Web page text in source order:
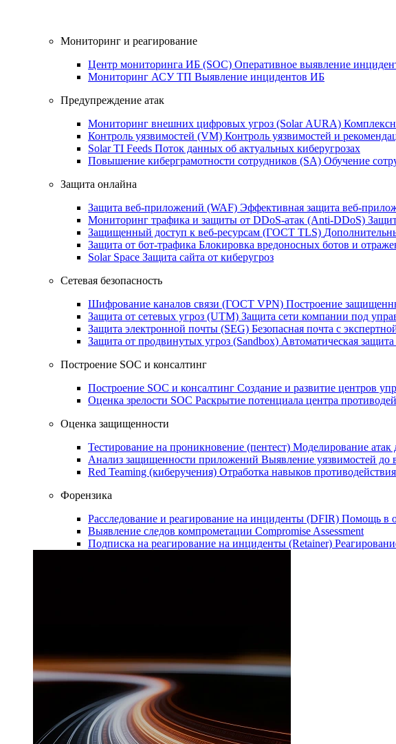
Мониторинг и реагирование
Центр мониторинга ИБ (SOC) Оперативное выявление
Мониторинг АСУ ТП Выявление инцидентов ИБ
Предупреждение атак
Мониторинг внешних цифровых угроз (Solar AURA)
Контроль уязвимостей (VM) Контроль уязвимостей и
Solar TI Feeds Поток данных об актуальных киберугрозах
Повышение киберграмотности сотрудников (SA) Обучение
Защита онлайна
Защита веб-приложений (WAF) Эффективная защита веб-
Мониторинг трафика и защиты от DDoS‑атак (Anti‑DDoS)
Защищенный доступ к веб-ресурсам (ГОСТ TLS)
Защита от бот‑трафика Блокировка вредоносных ботов и
Solar Space Защита сайта от киберугроз
Сетевая безопасность
Шифрование каналов связи (ГОСТ VPN) Построение
Защита от сетевых угроз (UTM) Защита сети компании под
Защита электронной почты (SEG) Безопасная почта с
Защита от продвинутых угроз (Sandbox) Автоматическая
Построение SOC и консалтинг
Построение SOC и консалтинг Создание и развитие центров
Оценка зрелости SOC Раскрытие потенциала центра
Оценка защищенности
Тестирование на проникновение (пентест) Моделирование атак
Анализ защищенности приложений Выявление уязвимостей до
Red Teaming (киберучения) Отработка навыков
Форензика
Расследование и реагирование на инциденты (DFIR) Помощь в
Выявление следов компрометации Compromise Assessment
Подписка на реагирование на инциденты (Retainer)